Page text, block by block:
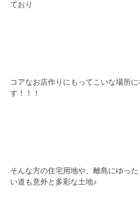
ており
コアなお店作りにもってこいな場所
す！！！
そんな方の住宅用地や、離島にゆっ
い道も意外と多彩な土地♪